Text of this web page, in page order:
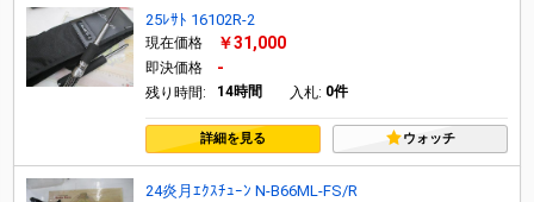
25ﾚｻﾄ 16102R-2
現在価格 ￥31,000
即決価格 -
残り時間: 14時間 入札: 0件
詳細を見る ウォッチ
24炎月ｴｸｽﾁｭｰﾝ N-B66ML-FS/R